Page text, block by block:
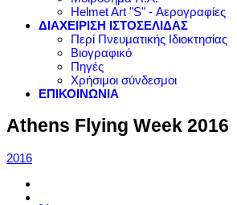
Helmet Art "S" - Αερογραφίες
ΔΙΑΧΕΙΡΙΣΗ ΙΣΤΟΣΕΛΙΔΑΣ
Περί Πνευματικής Ιδιοκτησίας
Βιογραφικό
Πηγές
Χρήσιμοι σύνδεσμοι
ΕΠΙΚΟΙΝΩΝΙΑ
Athens Flying Week 2016
2016